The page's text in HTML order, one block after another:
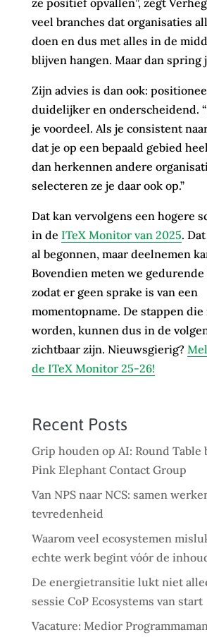
ze positief opvallen”, zegt
veel branches dat organisaties
doen en dus met alles in de
blijven hangen. Maar dan spring
Zijn advies is dan ook:
duidelijker en onderscheidend.
je voordeel. Als je consistent
dat je op een bepaald gebied
dan herkennen andere
selecteren ze je daar ook op.”
Dat kan vervolgens een hogere
in de ITeX Monitor van 2025.
al begonnen, maar deelnemen
Bovendien meten we gedurende
zodat er geen sprake is van een
momentopname. De stappen die
worden, kunnen dus in de
zichtbaar zijn. Nieuwsgierig?
de ITeX Monitor 25-26!
Recent Posts
Grip houden op AI: Round Table
Pink Elephant Contact Group
Van NPS naar NCS: samen
tevredenheid
Waarom veel ecosystemen
echte werk begint vóór de
De energietransitie lukt niet
sessie CoP Ecosystems van start
Vacature: Medior